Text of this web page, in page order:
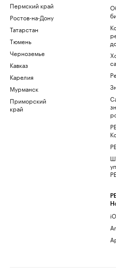
Пермский край
Ростов-на-Дону
Татарстан
Тюмень
Черноземье
Кавказ
Карелия
Мурманск
Приморский
край